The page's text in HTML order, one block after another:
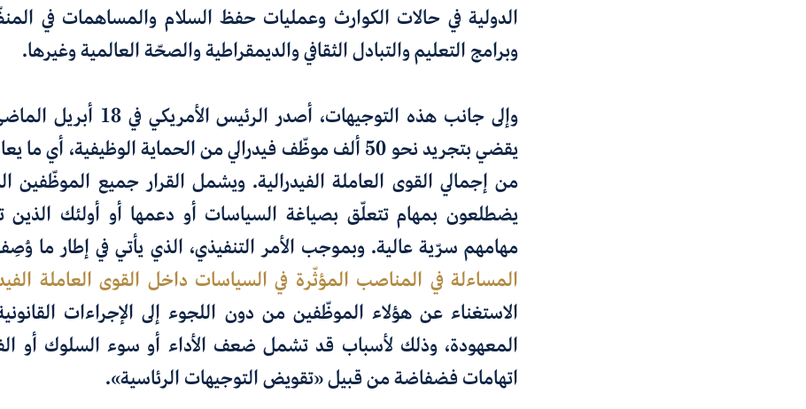
الدولية في حالات الكوارث وعمليات حفظ السلام والمساهمات في
وبرامج التعليم والتبادل الثقافي والديمقراطية والصحّة العالمية وغيرها.
وإلى جانب هذه التوجيهات، أصدر الرئيس الأمريكي في 18 أبريل الماضي أمراً تنفيذياً
يقضي بتجريد نحو 50 ألف موظّف فيدرالي من الحماية الوظيفية ، أي
من إجمالي القوى العاملة الفيدرالية. ويشمل القرار جميع الموظّفين
يضطلعون بمهام تتعلّق بصياغة السياسات أو دعمها أو أولئك
مهامهم سرّية عالية.وبموجب الأمر التنفيذي، الذي يأتي في إطار ما
المساءلة في المناصب المؤثّرة في السياسات داخل القوى العاملة
الاستغناء عن هؤلاء الموظّفين من دون اللجوء إلى الإجراءات
المعهودة، وذلك لأسباب قد تشمل ضعف الأداء أو سوء السلوك أو
اتهامات فضفاضة من قبيل«تقويض التوجيهات الرئاسية».